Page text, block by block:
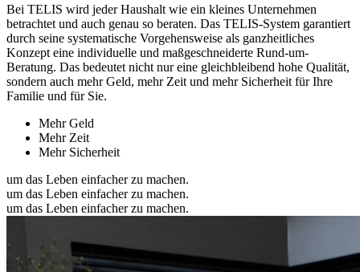
Bei TELIS wird jeder Haushalt wie ein kleines Unternehmen
betrachtet und auch genau so beraten. Das TELIS-System garantiert
durch seine systematische Vorgehensweise als ganzheitliches
Konzept eine individuelle und maßgeschneiderte Rund-um-
Beratung. Das bedeutet nicht nur eine gleichbleibend hohe Qualität,
sondern auch mehr Geld, mehr Zeit und mehr Sicherheit für Ihre
Familie und für Sie.
Mehr Geld
Mehr Zeit
Mehr Sicherheit
um das Leben einfacher zu machen.
um das Leben einfacher zu machen.
um das Leben einfacher zu machen.